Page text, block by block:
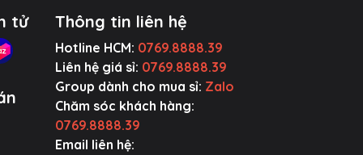
tử Thông tin liên hệ
Hotline HCM: 0769.8888.39
Liên hệ giá sỉ: 0769.8888.39
Group dành cho mua sỉ: Zalo
Chăm sóc khách hàng:
0769.8888.39
Email liên hệ: